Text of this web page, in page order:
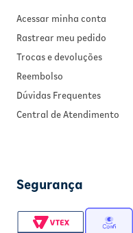
Acessar minha conta
Rastrear meu pedido
Trocas e devoluções
Reembolso
Dúvidas Frequentes
Central de Atendimento
Segurança